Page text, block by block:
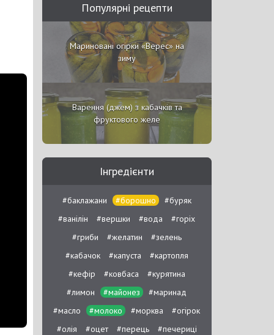
Популярні рецепти
Мариновані огірки «Верес» на
зиму
Варення (джем) з кабачків та
фруктового желе
Інгредієнти
#баклажани #борошно
#буряк
#ванілін
#вершки #вода
#горіх
#гриби
#желатин
#зелень
#кабачок
#капуста
#картопля
#кефір
#ковбаса
#курятина
#лимон
#майонез
#маринад
#масло
#молоко #морква
#огірок
#олія
#оцет #перець
#печериці